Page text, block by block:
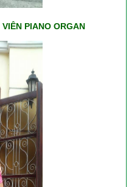
PIANO ORGAN